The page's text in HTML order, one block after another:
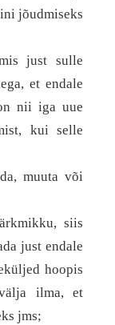
jõudmiseks
just sulle
et endale
nii iga uue
kui selle
muuta või
siis
just endale
hoopis
ilma, et
jms;